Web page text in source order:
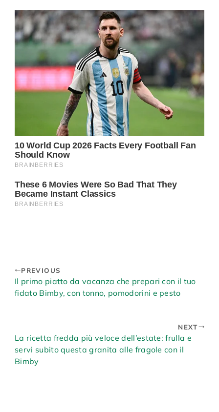
PREVIOUS
Il primo piatto da vacanza che prepari con il tuo
fidato Bimby, con tonno, pomodorini e pesto
NEXT
La ricetta fredda più veloce dell’estate: frulla e
servi subito questa granita alle fragole con il
Bimby